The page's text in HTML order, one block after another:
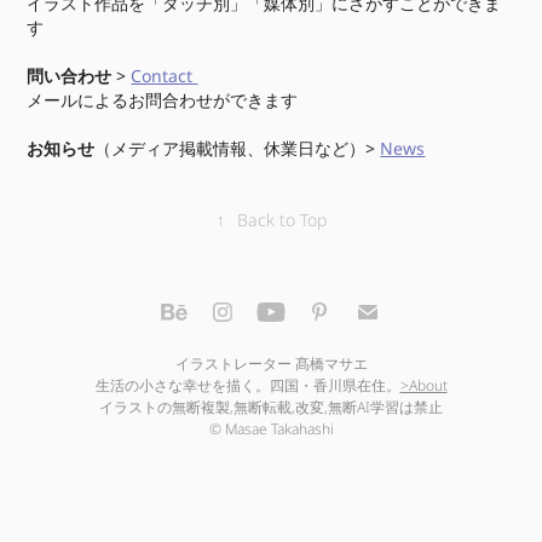
す
問い合わせ>Contact
メールによるお問合わせができます
お知らせ （メディア掲載情報、休業日など）>News
↑ Back to Top
イラストレーター 髙橋マサエ
生活の小さな幸せを描く。四国・香川県在住。>About
イラストの無断複製,無断転載,改変,無断AI学習は禁止
© Masae Takahashi